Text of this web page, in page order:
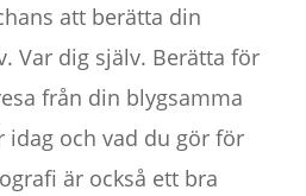
att berätta din
Var dig själv. Berätta för
från din blygsamma
och vad du gör för
är också ett bra